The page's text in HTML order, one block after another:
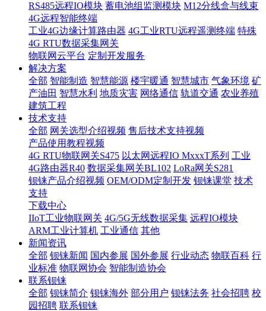
RS485远程IO模块 蓄电池组监测模块 M12分线盒与线束
4G远程智能终端
工业4G边缘计算路由器 4G工业RTU远程遥测终端 特殊
4G RTU数据采集网关
物联网云平台 定制开发服务
解决方案
全部 智能制造 智慧能源 楼宇暖通 智慧城市 气象环境 矿
产油田 智慧水利 地质灾害 网络通信 轨道交通 农业养殖
建筑工程
技术支持
全部 网关选型介绍视频 售后技术支持视频
产品使用教程视频
4G RTU物联网关S475 以太网远程IO MxxxT系列 工业
4G路由器R40 数据采集网关BL102 LoRa网关S281
钡铼产品介绍视频 OEM/ODM定制开发 钡铼课堂 技术
支持
下载中心
IIoT工业物联网关 4G/5G无线数据采集 远程IO模块
ARM工业计算机 工业通信 其他
新闻资讯
全部 钡铼新闻 国内参展 国外参展 行业动态 物联百科 行
业标准 物联网协会 智能制造协会
联系钡铼
全部 钡铼简介 钡铼海外 部分用户 钡铼法务 社会招聘 校
园招聘 联系钡铼